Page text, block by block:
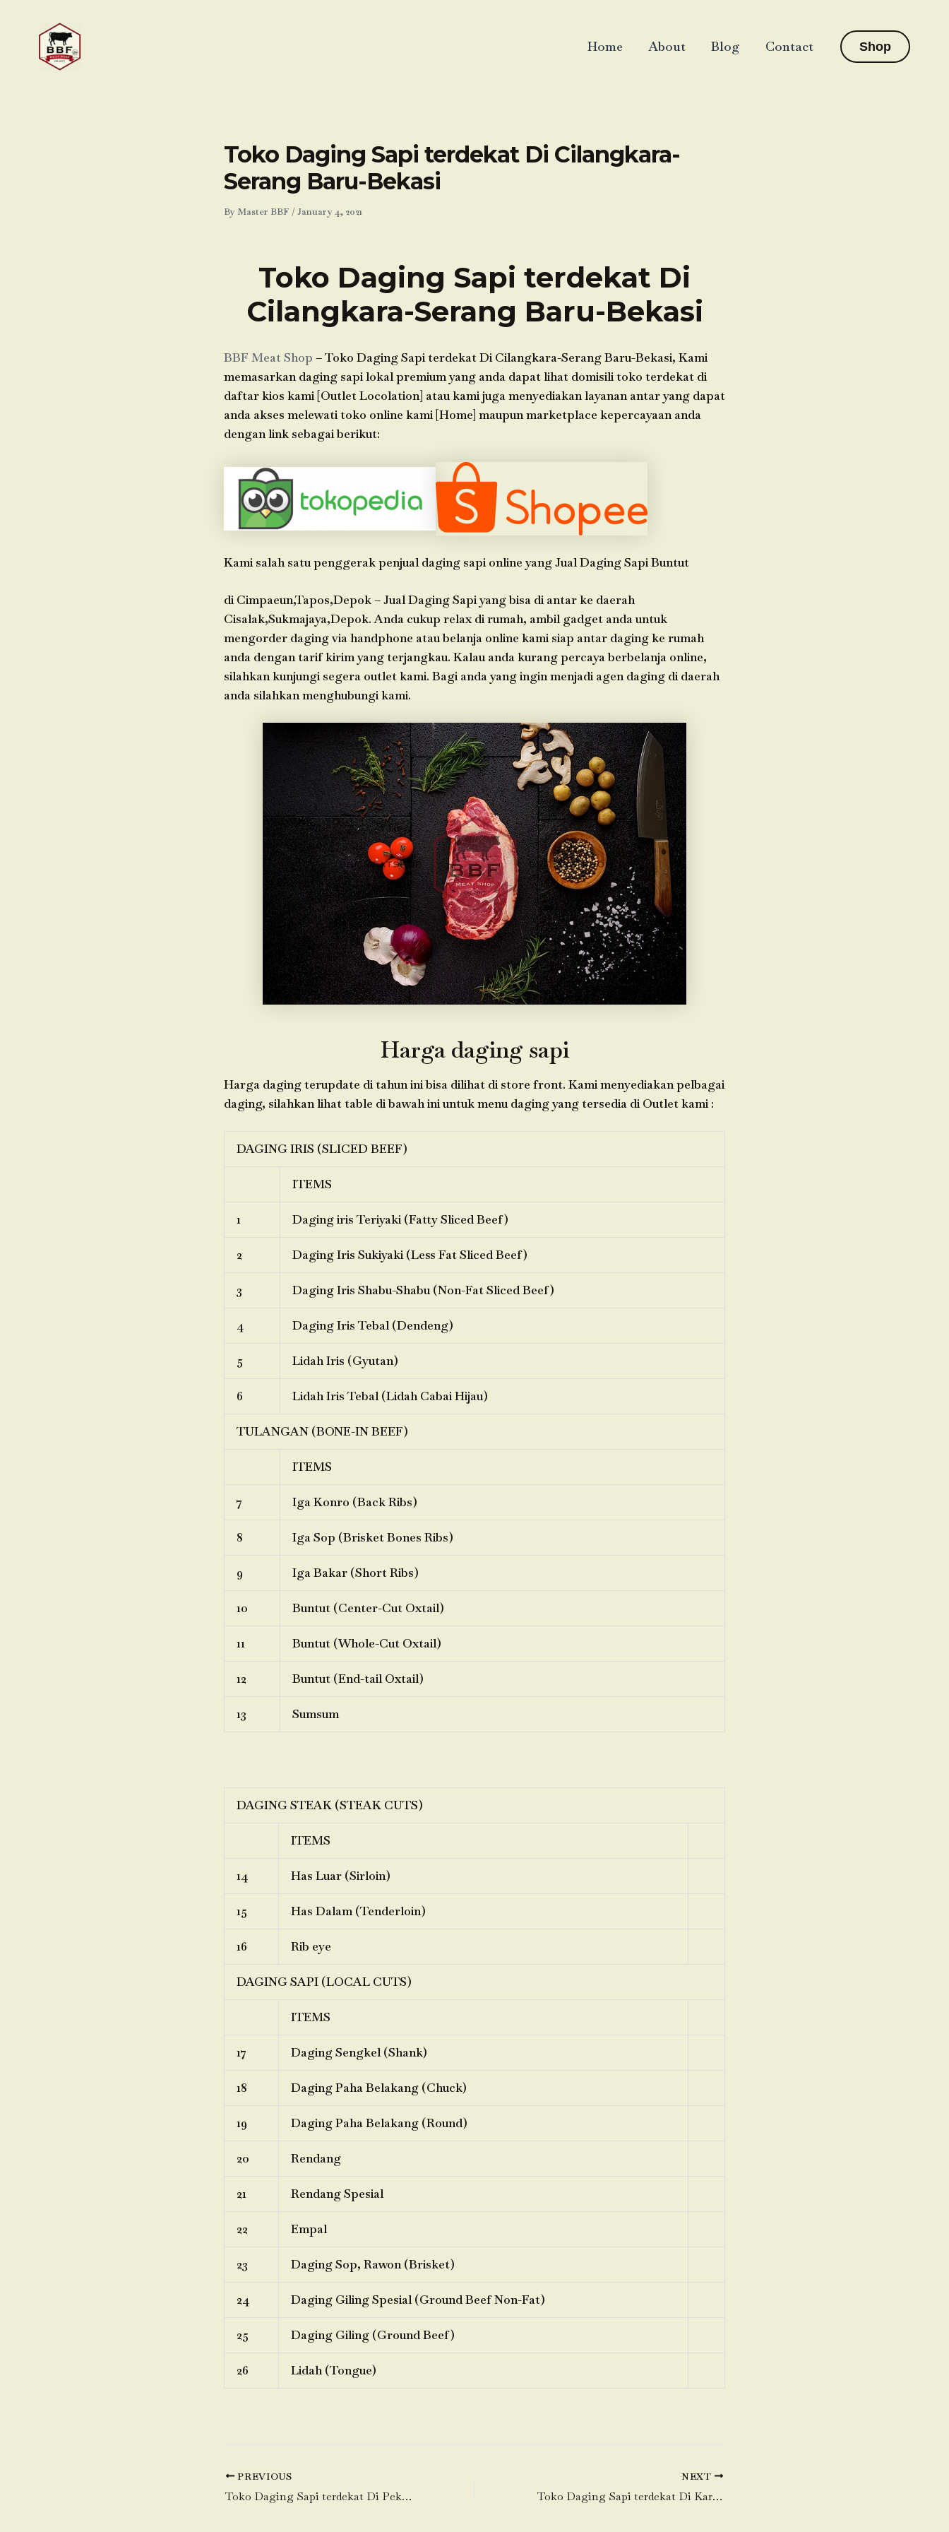
Home About Blog Contact Shop
Toko Daging Sapi terdekat Di Cilangkara-
Serang Baru-Bekasi
By Master BBF /January 4, 2021
Toko Daging Sapi terdekat Di
Cilangkara-Serang Baru-Bekasi
BBF Meat Shop – Toko Daging Sapi terdekat Di Cilangkara-Serang Baru-Bekasi, Kami
memasarkan daging sapi lokal premium yang anda dapat lihat domisili toko terdekat di
daftar kios kami [Outlet Locolation] atau kami juga menyediakan layanan antar yang dapat
anda akses melewati toko online kami [Home] maupun marketplace kepercayaan anda
dengan link sebagai berikut:
Kami salah satu penggerak penjual daging sapi online yang Jual Daging Sapi Buntut
di Cimpaeun,Tapos,Depok – Jual Daging Sapi yang bisa di antar ke daerah
Cisalak,Sukmajaya,Depok. Anda cukup relax di rumah, ambil gadget anda untuk
mengorder daging via handphone atau belanja online kami siap antar daging ke rumah
anda dengan tarif kirim yang terjangkau. Kalau anda kurang percaya berbelanja online,
silahkan kunjungi segera outlet kami. Bagi anda yang ingin menjadi agen daging di daerah
anda silahkan menghubungi kami.
Harga daging sapi
Harga daging terupdate di tahun ini bisa dilihat di store front. Kami menyediakan pelbagai
daging, silahkan lihat table di bawah ini untuk menu daging yang tersedia di Outlet kami :
DAGING IRIS (SLICED BEEF)
ITEMS
1 Daging iris Teriyaki (Fatty Sliced Beef)
2 Daging Iris Sukiyaki (Less Fat Sliced Beef)
3 Daging Iris Shabu-Shabu (Non-Fat Sliced Beef)
4 Daging Iris Tebal (Dendeng)
5 Lidah Iris (Gyutan)
6 Lidah Iris Tebal (Lidah Cabai Hijau)
TULANGAN (BONE-IN BEEF)
ITEMS
7 Iga Konro (Back Ribs)
8 Iga Sop (Brisket Bones Ribs)
9 Iga Bakar (Short Ribs)
10 Buntut (Center-Cut Oxtail)
11 Buntut (Whole-Cut Oxtail)
12 Buntut (End-tail Oxtail)
13 Sumsum
DAGING STEAK (STEAK CUTS)
ITEMS
14 Has Luar (Sirloin)
15 Has Dalam (Tenderloin)
16 Rib eye
DAGING SAPI (LOCAL CUTS)
ITEMS
17 Daging Sengkel (Shank)
18 Daging Paha Belakang (Chuck)
19 Daging Paha Belakang (Round)
20 Rendang
21 Rendang Spesial
22 Empal
23 Daging Sop, Rawon (Brisket)
24 Daging Giling Spesial (Ground Beef Non-Fat)
25 Daging Giling (Ground Beef)
26 Lidah (Tongue)
PREVIOUS
Toko Daging Sapi terdekat Di Pekayonjaya (Pekayon Jaya)-Bekasi Selatan-Bekasi
NEXT
Toko Daging Sapi terdekat Di Karangjaya-Pebayuran-Bekasi